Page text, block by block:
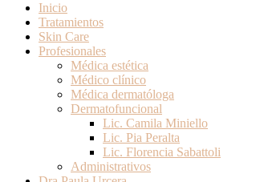
Inicio
Tratamientos
Skin Care
Profesionales
Médica estética
Médico clínico
Médica dermatóloga
Dermatofuncional
Lic. Camila Miniello
Lic. Pia Peralta
Lic. Florencia Sabattoli
Administrativos